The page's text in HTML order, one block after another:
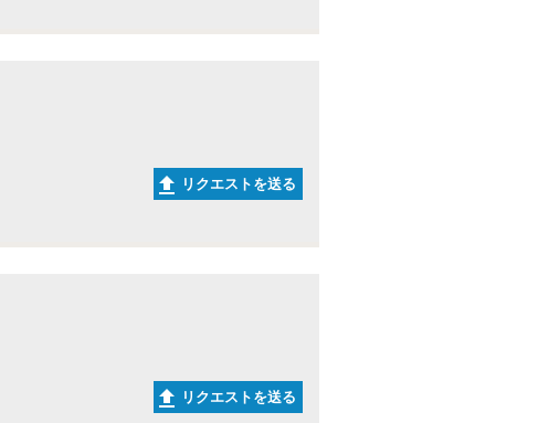
リクエストを送る
リクエストを送る